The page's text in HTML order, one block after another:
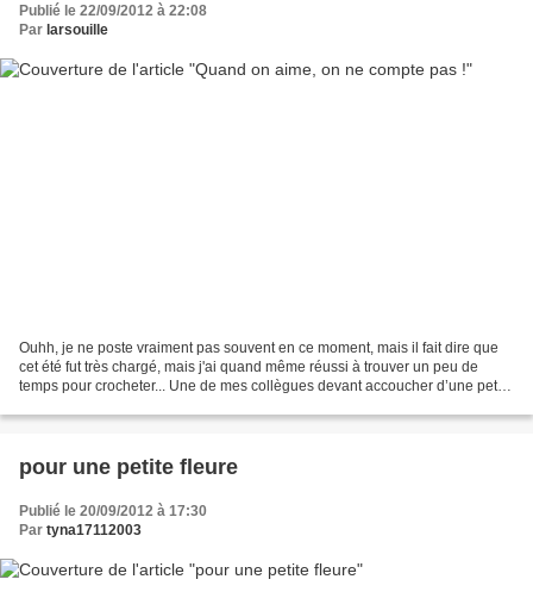
Publié le 22/09/2012 à 22:08
Par larsouille
Ouhh, je ne poste vraiment pas souvent en ce moment, mais il fait dire que
cet été fut très chargé, mais j'ai quand même réussi à trouver un peu de
temps pour crocheter... Une de mes collègues devant accoucher d’une petite
pour une petite fleure
Publié le 20/09/2012 à 17:30
Par tyna17112003